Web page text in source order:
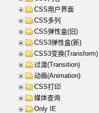
CSS用户界面
CSS多列
CSS弹性盒(旧)
CSS3弹性盒(新)
CSS3变换(Transform)
过渡(Transition)
动画(Animation)
CSS打印
媒体查询
Only IE